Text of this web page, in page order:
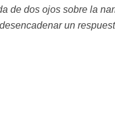
de dos ojos sobre la
un